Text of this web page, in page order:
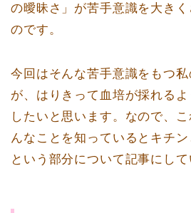
の曖昧さ」が苦手意識を大き
のです。
今回はそんな苦手意識をもつ
が、はりきって血培が採れる
したいと思います。なので、こ
んなことを知っているとキチン
という部分について記事にして